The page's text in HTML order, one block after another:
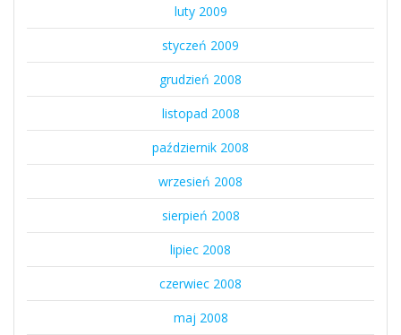
luty 2009
styczeń 2009
grudzień 2008
listopad 2008
październik 2008
wrzesień 2008
sierpień 2008
lipiec 2008
czerwiec 2008
maj 2008